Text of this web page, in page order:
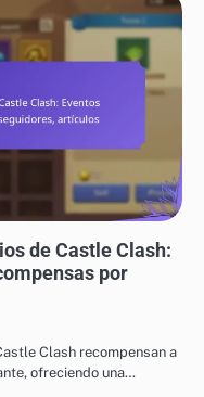
de Castle Clash:
por
Clash recompensan a
ofreciendo una…